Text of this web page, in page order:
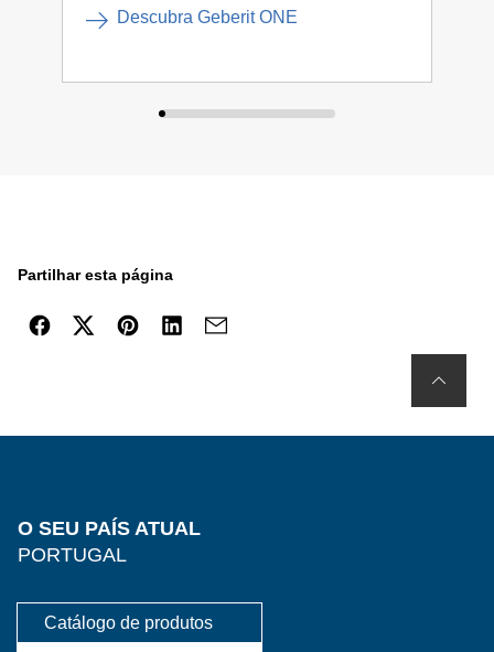
Descubra Geberit ONE
Partilhar esta página
O SEU PAÍS ATUAL
PORTUGAL
Catálogo de produtos